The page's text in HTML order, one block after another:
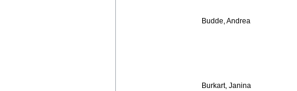
Budde, Andrea
Burkart, Janina